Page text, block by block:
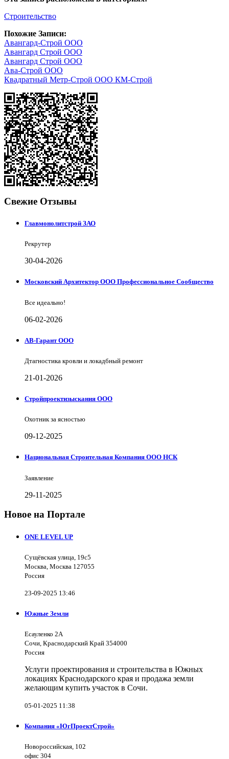
Строительство
Похожие Записи:
Авангард-Строй ООО
Авангард Строй ООО
Авангард Строй ООО
Ава-Строй ООО
Квадратный Метр-Строй ООО КМ-Строй
Свежие Отзывы
Главмонолитстрой ЗАО
Рекрутер
30-04-2026
Московский Архитектор ООО Профессиональное Сообщество
Все идеально!
06-02-2026
АВ-Гарант ООО
Дтагностика кровли и локадбный ремонт
21-01-2026
Стройпроектизыскания ООО
Охотник за ясностью
09-12-2025
Национальная Строительная Компания ООО НСК
Заявление
29-11-2025
Новое на Портале
ONE LEVEL UP
Сущёвская улица, 19с5
Москва, Москва 127055
Россия
23-09-2025 13:46
Южные Земли
Есауленко 2А
Сочи, Краснодарский Край 354000
Россия
Услуги проектирования и строительства в Южных
локациях Краснодарского края и продажа земли
желающим купить участок в Сочи.
05-01-2025 11:38
Компания «ЮгПроектСтрой»
Новороссийская, 102
офис 304